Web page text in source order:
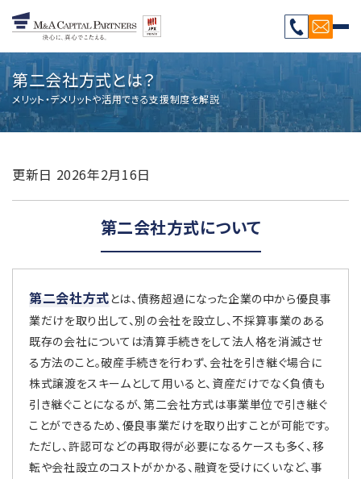
第二会社方式とは？
メリット・デメリットや活用できる支援制度を解説
更新日 2026年2月16日
第二会社方式について
第二会社方式とは、債務超過になった企業の中から優良事
業だけを取り出して、別の会社を設立し、不採算事業のある
既存の会社については清算手続きをして法人格を消滅させ
る方法のこと。破産手続きを行わず、会社を引き継ぐ場合に
株式譲渡をスキームとして用いると、資産だけでなく負債も
引き継ぐことになるが、第二会社方式は事業単位で引き継ぐ
ことができるため、優良事業だけを取り出すことが可能です。
ただし、許認可などの再取得が必要になるケースも多く、移
転や会社設立のコストがかかる、融資を受けにくいなど、事